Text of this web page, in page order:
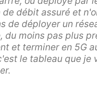
de débit assuré et
de déployer un
du moins pas plus
et terminer en 5G
le tableau que je